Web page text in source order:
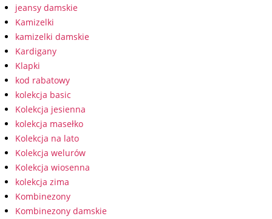
jeansy damskie
Kamizelki
kamizelki damskie
Kardigany
Klapki
kod rabatowy
kolekcja basic
Kolekcja jesienna
kolekcja masełko
Kolekcja na lato
Kolekcja welurów
Kolekcja wiosenna
kolekcja zima
Kombinezony
Kombinezony damskie